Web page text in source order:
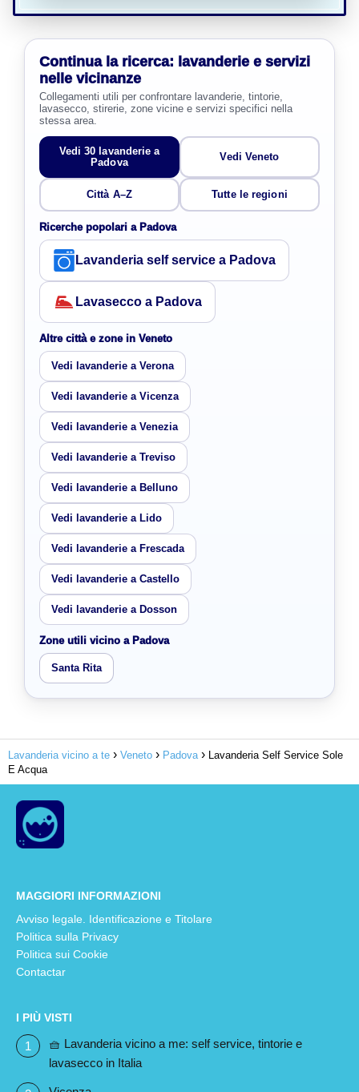
Continua la ricerca: lavanderie e servizi
nelle vicinanze
Collegamenti utili per confrontare lavanderie, tintorie,
lavasecco, stirerie, zone vicine e servizi specifici nella
stessa area.
Vedi 30 lavanderie a
Padova
Vedi Veneto
Città A–Z Tutte le regioni
Ricerche popolari a Padova
Lavanderia self service a Padova
Lavasecco a Padova
Altre città e zone in Veneto
Vedi lavanderie a Verona
Vedi lavanderie a Vicenza
Vedi lavanderie a Venezia
Vedi lavanderie a Treviso
Vedi lavanderie a Belluno
Vedi lavanderie a Lido
Vedi lavanderie a Frescada
Vedi lavanderie a Castello
Vedi lavanderie a Dosson
Zone utili vicino a Padova
Santa Rita
Lavanderia vicino a te Veneto Padova
Lavanderia Self Service Sole
E Acqua
MAGGIORI INFORMAZIONI
Avviso legale. Identificazione e Titolare
Politica sulla Privacy
Politica sui Cookie
Contactar
I PIÙ VISTI
🧺 Lavanderia vicino a me: self service, tintorie e
lavasecco in Italia